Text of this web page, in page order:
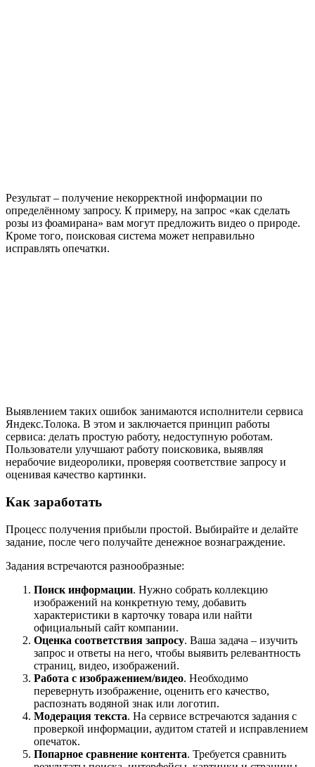
Результат – получение некорректной информации по
определённому запросу. К примеру, на запрос «как сделать
розы из фоамирана» вам могут предложить видео о природе.
Кроме того, поисковая система может неправильно
исправлять опечатки.
Выявлением таких ошибок занимаются исполнители сервиса
Яндекс.Толока. В этом и заключается принцип работы
сервиса: делать простую работу, недоступную роботам.
Пользователи улучшают работу поисковика, выявляя
нерабочие видеоролики, проверяя соответствие запросу и
оценивая качество картинки.
Как заработать
Процесс получения прибыли простой. Выбирайте и делайте
задание, после чего получайте денежное вознаграждение.
Задания встречаются разнообразные:
Поиск информации. Нужно собрать коллекцию
изображений на конкретную тему, добавить
характеристики в карточку товара или найти
официальный сайт компании.
Оценка соответствия запросу. Ваша задача – изучить
запрос и ответы на него, чтобы выявить релевантность
страниц, видео, изображений.
Работа с изображением/видео. Необходимо
перевернуть изображение, оценить его качество,
распознать водяной знак или логотип.
Модерация текста. На сервисе встречаются задания с
проверкой информации, аудитом статей и исправлением
опечаток.
Попарное сравнение контента. Требуется сравнить